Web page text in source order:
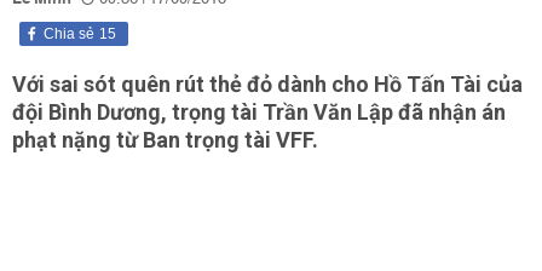
15
Chia sẻ
Với sai sót quên rút thẻ đỏ dành cho Hồ Tấn Tài của
đội Bình Dương, trọng tài Trần Văn Lập đã nhận án
phạt nặng từ Ban trọng tài VFF.